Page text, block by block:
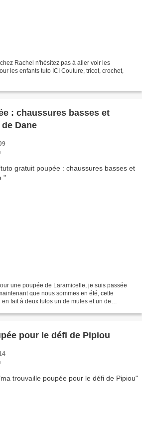
Rachel n'hésitez pas à aller voir les
les enfants tuto ICI Couture, tricot, crochet,
: chaussures basses et
Dane
une poupée de Laramicelle, je suis passée
que nous sommes en été, cette
fait à deux tutos un de mules et un de
pour le défi de Pipiou